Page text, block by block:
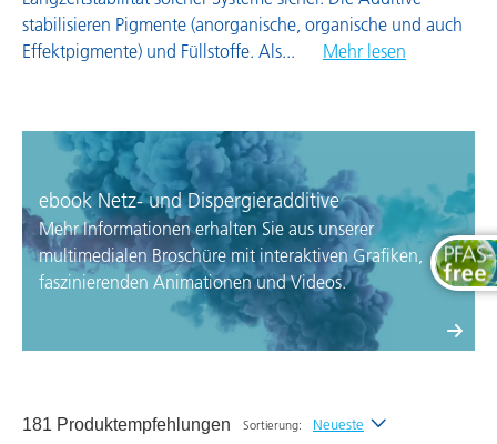
stabilisieren Pigmente (anorganische, organische und auch
Effektpigmente) und Füllstoffe. Als... Mehr lesen
ebook Netz- und Dispergieradditive
Mehr Informationen erhalten Sie aus unserer
multimedialen Broschüre mit interaktiven Grafiken,
faszinierenden Animationen und Videos.
181 Produktempfehlungen Sortierung: Neueste